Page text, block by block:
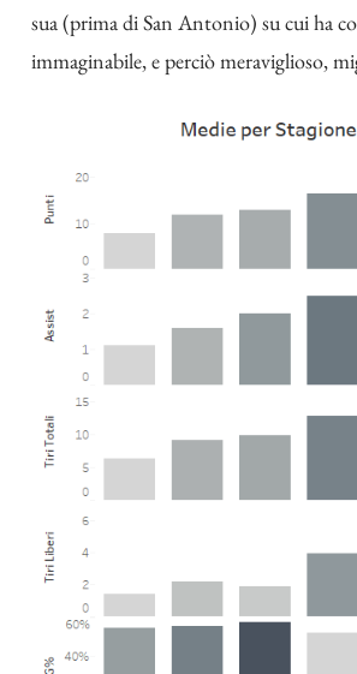
sua (prima di San Antonio) su cui ha
immaginabile, e perciò meraviglioso,